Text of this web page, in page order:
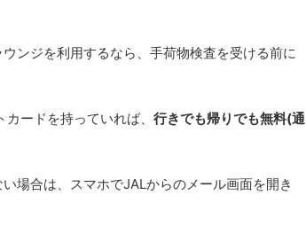
ンジを利用するなら、手荷物検査を受ける前に
ードを持っていれば、 行きでも帰りでも無料(通
場合は、スマホでJALからのメール画面を開き